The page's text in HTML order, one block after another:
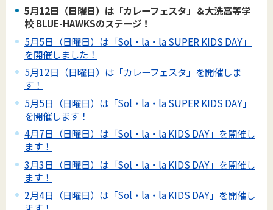
5月12日（日曜日）は「カレーフェスタ」＆大洗高等学
校 BLUE-HAWKSのステージ！
5月5日（日曜日）は「Sol・la・la SUPER KIDS DAY」
を開催しました！
5月12日（日曜日）は「カレーフェスタ」を開催しま
す！
5月5日（日曜日）は「Sol・la・la SUPER KIDS DAY」
を開催します！
4月7日（日曜日）は「Sol・la・la KIDS DAY」を開催し
ます！
3月3日（日曜日）は「Sol・la・la KIDS DAY」を開催し
ます！
2月4日（日曜日）は「Sol・la・la KIDS DAY」を開催し